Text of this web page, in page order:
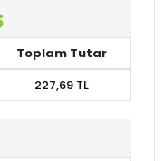
Toplam Tutar
227,69 TL